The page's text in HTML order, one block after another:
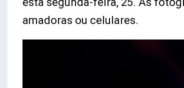
amadoras ou celulares.